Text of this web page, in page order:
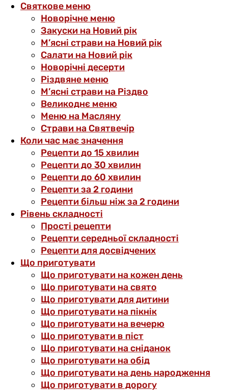
Святкове меню
Новорічне меню
Закуски на Новий рік
М’ясні страви на Новий рік
Салати на Новий рік
Новорічні десерти
Різдвяне меню
М’ясні страви на Різдво
Великоднє меню
Меню на Масляну
Страви на Святвечір
Коли час має значення
Рецепти до 15 хвилин
Рецепти до 30 хвилин
Рецепти до 60 хвилин
Рецепти за 2 години
Рецепти більш ніж за 2 години
Рівень складності
Прості рецепти
Рецепти середньої складності
Рецепти для досвідчених
Що приготувати
Що приготувати на кожен день
Що приготувати на свято
Що приготувати для дитини
Що приготувати на пікнік
Що приготувати на вечерю
Що приготувати в піст
Що приготувати на сніданок
Що приготувати на обід
Що приготувати на день народження
Що приготувати в дорогу